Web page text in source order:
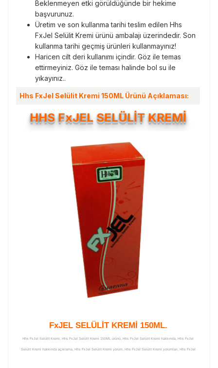
Beklenmeyen etki görüldüğünde bir hekime
başvurunuz.
Üretim ve son kullanma tarihi teslim edilen Hhs
FxJel Selülit Kremi ürünü ambalajı üzerindedir. Son
kullanma tarihi geçmiş ürünleri kullanmayınız!
Haricen cilt deri kullanımı içindir. Göz ile temas
ettirmeyiniz. Göz ile teması halinde bol su ile
yıkayınız..
Hhs FxJel Selülit Kremi 150ML Ürünü Açıklaması:
HHS FxJEL SELÜLİT KREMİ
FxJEL SELÜLİT KREMİ 150ML.
Hhs FxJel Selülit Kremi, Hhs FxJel Selülit Kremi 150ML ürünü, Hhs FxJel Selülit Kremi hakkında, Hhs FxJel
Selülit Kremi hakkında açıklama, Hhs FxJel Selülit Kremi yorum, Hhs FxJel Selülit Kremi yorumları, Hhs FxJel